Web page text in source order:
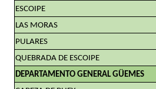
ESCOIPE
LAS MORAS
PULARES
QUEBRADA DE ESCOIPE
DEPARTAMENTO GENERAL GÜEMES